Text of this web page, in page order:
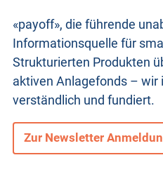
«payoff», die führende
Informationsquelle für
Strukturierten Produkten
aktiven Anlagefonds – wir
verständlich und fundiert.
Zur Newsletter